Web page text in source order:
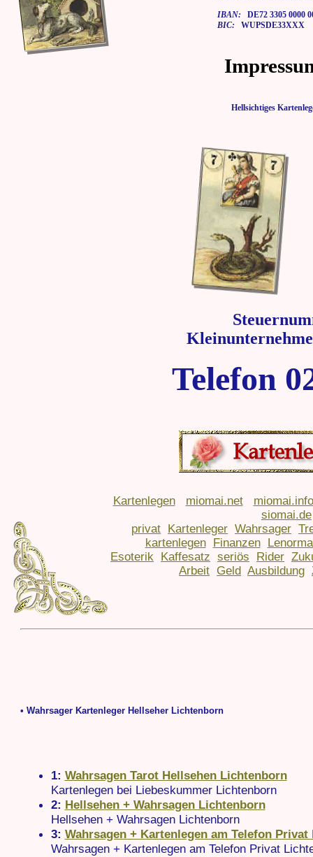
IBAN: DE72 3305 0000
BIC: WUPSDE33XXX
Hellsichtiges
Telefon
Kartenlegen miomai.net
miomai.info
siomai.de
privat
Kartenleger Wahrsager
kartenlegen
Finanzen
Esoterik
Kaffesatz seriös Rider
Arbeit Geld Ausbildung
• Wahrsager Kartenleger Hellseher Lichtenborn
1: Wahrsagen Tarot Hellsehen Lichtenborn
Kartenlegen bei Liebeskummer Lichtenborn
2: Hellsehen + Wahrsagen Lichtenborn
Hellsehen + Wahrsagen Lichtenborn
3: Wahrsagen + Kartenlegen am Telefon
Wahrsagen + Kartenlegen am Telefon Privat